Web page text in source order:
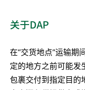
关于DAP
在“交货地点”运输期
定的地方之前可能发
包裹交付到指定目的